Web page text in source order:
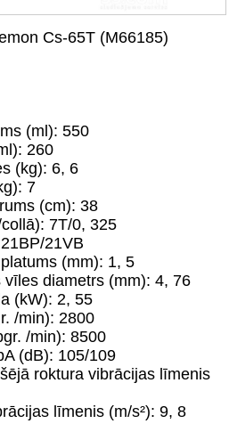
Cs-65T (M66185)
(ml): 550
260
(kg): 6, 6
7
(cm): 38
7T/0, 325
21VB
(mm): 1, 5
diametrs (mm): 4, 76
(kW): 2, 55
/min): 2800
/min): 8500
(dB): 105/109
roktura vibrācijas līmenis
līmenis (m/s²): 9, 8